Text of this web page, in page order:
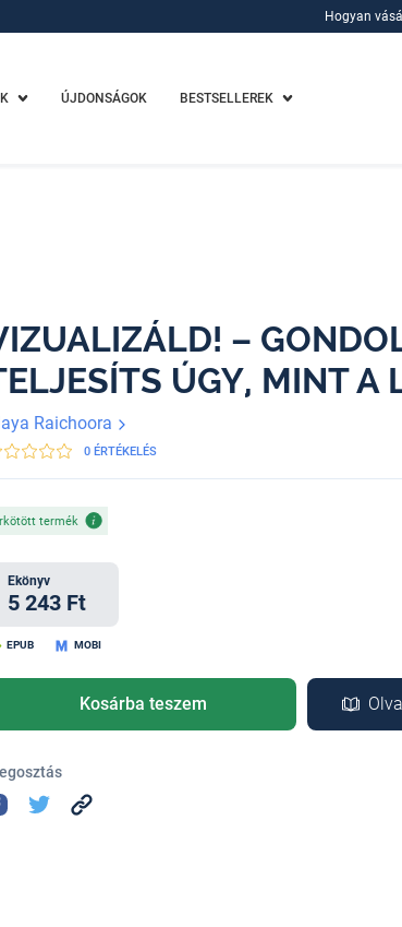
Hogyan
ÚJDONSÁGOK BESTSELLEREK
–
ÚGY, MINT A
Raichoora
0 ÉRTÉKELÉS
termék
Ekönyv
5 243 Ft
EPUB MOBI
Kosárba teszem